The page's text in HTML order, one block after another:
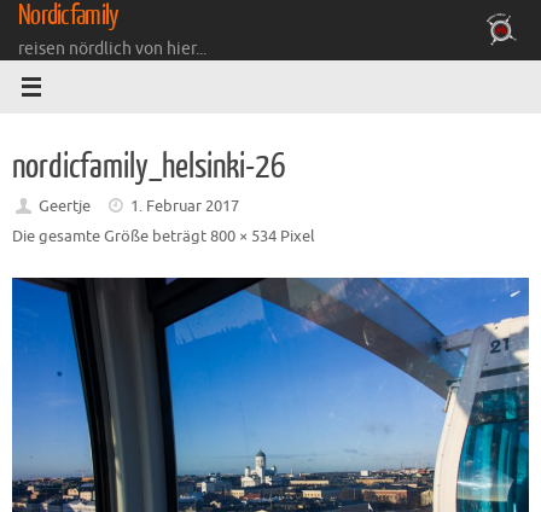
Zum
Inhalt
springen
Nordicfamily
reisen nördlich von hier...
nordicfamily_helsinki-26
Geertje
1. Februar 2017
Die gesamte Größe beträgt800 × 534 Pixel